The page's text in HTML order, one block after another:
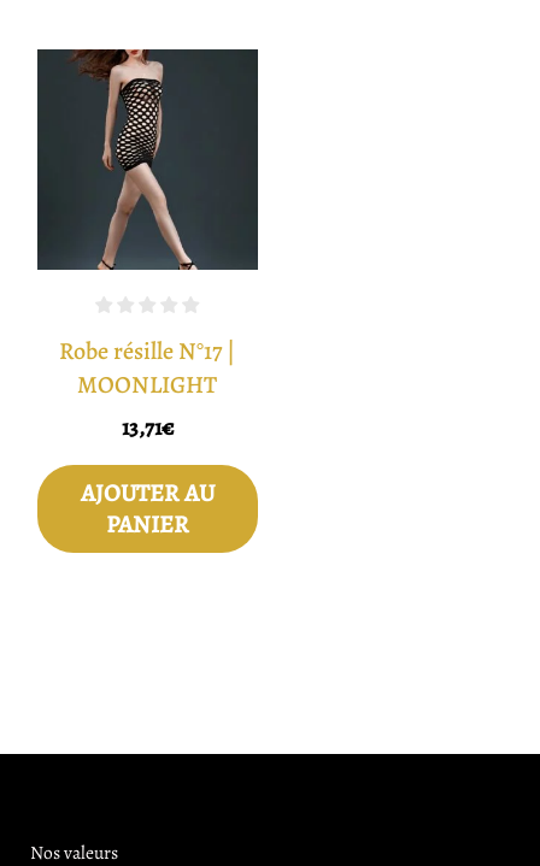
Robe résille N°17 |
MOONLIGHT
13,71€
AJOUTER AU
PANIER
Nos valeurs